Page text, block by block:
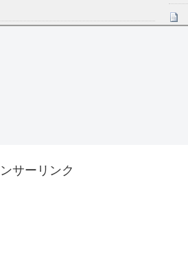
れた夫婦としての時間をひ
サーリンク